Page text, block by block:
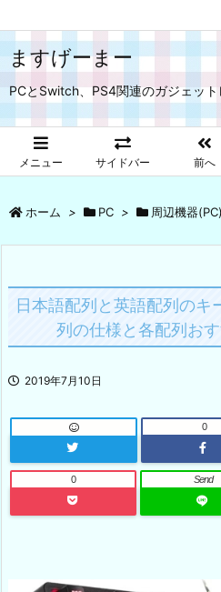
ますげーまー
PCとSwitch、PS4関連のガジェッ
メニュー サイドバー 前へ
ホーム > PC > 周辺機器(PC)
日本語配列と英語配列のキ
列の仕様と各配列お
2019年7月10日
0
0 Send